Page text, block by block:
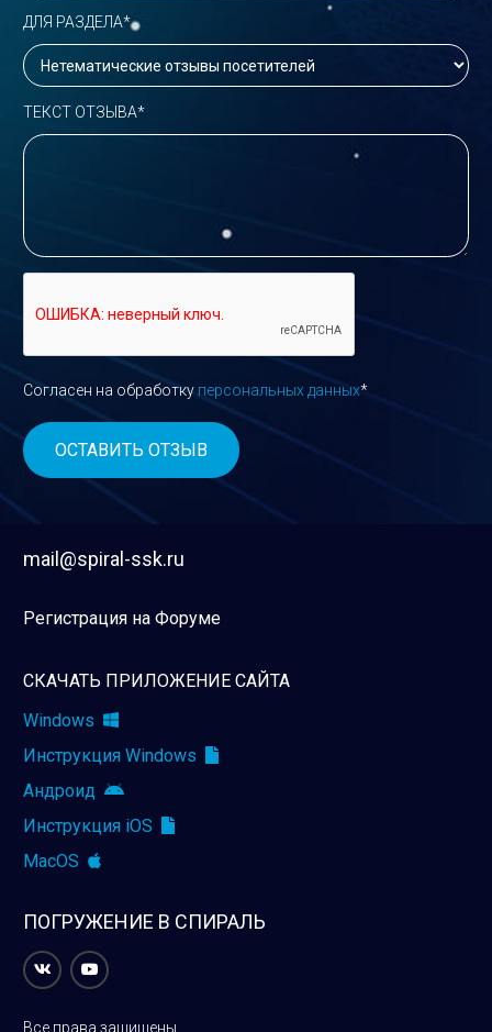
ДЛЯ РАЗДЕЛА*
ТЕКСТ ОТЗЫВА*
Согласен на обработку персональных данных*
mail@spiral-ssk.ru
Регистрация на Форуме
СКАЧАТЬ ПРИЛОЖЕНИЕ САЙТА
Windows
Инструкция Windows
Андроид
Инструкция iOS
MacOS
ПОГРУЖЕНИЕ В СПИРАЛЬ
Все права защищены.